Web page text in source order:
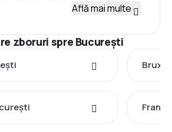
Află mai multe
zboruri spre București